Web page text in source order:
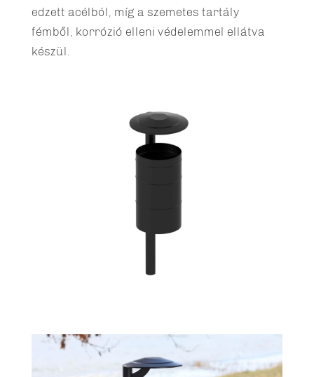
edzett acélból, míg a szemetes tartály
fémből, korrózió elleni védelemmel ellátva
készül.